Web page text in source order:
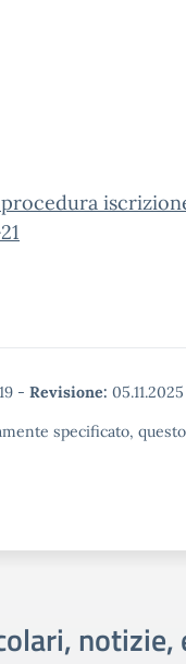
- Revisione: 05.11.2025
specificato,